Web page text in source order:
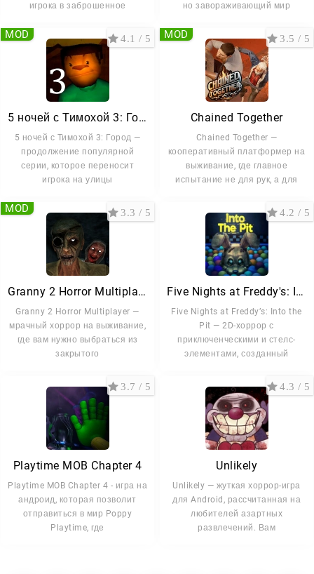
игрока в заброшенное
но завораживающий мир
5 ночей с Тимохой 3: Город
5 ночей с Тимохой 3: Город —
продолжение популярной
серии, которое переносит
игрока на улицы
4.1 / 5
MOD
Chained Together
Chained Together —
кооперативный платформер на
выживание, где главное
испытание не для рук, а для
3.5 / 5
MOD
Granny 2 Horror Multiplayer
Granny 2 Horror Multiplayer —
мрачный хоррор на выживание,
где вам нужно выбраться из
закрытого
3.3 / 5
MOD
Five Nights at Freddy's: Into the Pit
Five Nights at Freddyʼs: Into the
Pit — 2D-хоррор с
приключенческими и стелс-
элементами, созданный
4.2 / 5
Playtime MOB Chapter 4
Playtime MOB Chapter 4 - игра на
андроид, которая позволит
отправиться в мир Poppy
Playtime, где
3.7 / 5
Unlikely
Unlikely — жуткая хоррор-игра
для Android, рассчитанная на
любителей азартных
развлечений. Вам
4.3 / 5